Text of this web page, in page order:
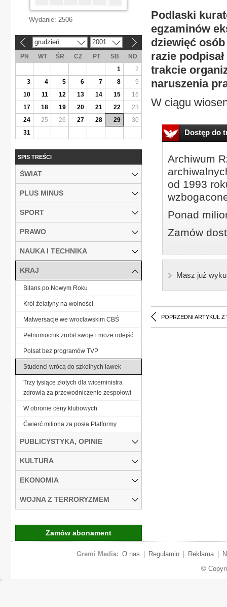
Podlaski
egzaminów
dziewięć
razie
trakcie
naruszenia
W ciągu
Dostęp do
Archiwum
od 1993
Ponad
Zamów
Masz już
POPRZEDNI ARTYKUŁ Z
Wydanie: 2506
grudzień 2001
PN WT ŚR CZ PT SB
ND
1
2
3
4 5 6 7 8
9
10
11 12 13 14 15
16
17
18 19 20 21 22
23
24
25 26 27 28 29
30
31
SPIS TREŚCI
ŚWIAT
PLUS MINUS
SPORT
PRAWO
NAUKA I TECHNIKA
KRAJ
Bilans po Nowym Roku
Król żelatyny na wolności
Malwersacje we wrocławskim CBŚ
Pełnomocnik zrobił swoje i może odejść
Polsat bez programów TVP
Studenci wrócą do szkolnych ławek
Trzy tysiące złotych dla wiceministra
zdrowia za przewodniczenie zespołowi
W obronie ceny klubowych
Ćwierć miliona za posła Platformy
PUBLICYSTYKA, OPINIE
KULTURA
EKONOMIA
WOJNA Z TERRORYZMEM
Zamów abonament
Gremi Media: O nas Regulamin Reklama
©